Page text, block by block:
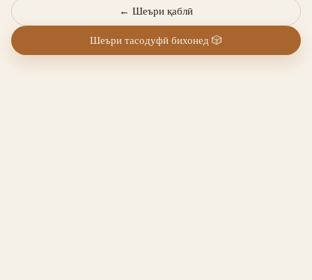
← Шеъри қаблӣ
Шеъри тасодуфӣ бихонед 🎲